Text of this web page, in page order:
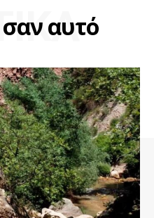
αυτό